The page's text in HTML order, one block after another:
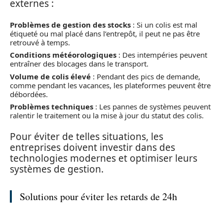
externes :
Problèmes de gestion des stocks : Si un colis est mal
étiqueté ou mal placé dans l’entrepôt, il peut ne pas être
retrouvé à temps.
Conditions météorologiques : Des intempéries peuvent
entraîner des blocages dans le transport.
Volume de colis élevé : Pendant des pics de demande,
comme pendant les vacances, les plateformes peuvent être
débordées.
Problèmes techniques : Les pannes de systèmes peuvent
ralentir le traitement ou la mise à jour du statut des colis.
Pour éviter de telles situations, les
entreprises doivent investir dans des
technologies modernes et optimiser leurs
systèmes de gestion.
Solutions pour éviter les retards de 24h